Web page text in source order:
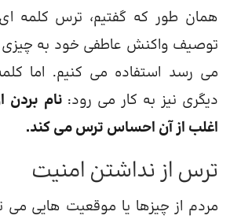
همان طور که گفتیم، ترس کلمه
توصیف واکنش عاطفی خود به چیزی
می رسد استفاده می کنیم. اما
دیگری نیز به کار می رود: نام
اغلب از آن احساس ترس می کند.
ترس از نداشتن امنیت
مردم از چیزها یا موقعیت هایی